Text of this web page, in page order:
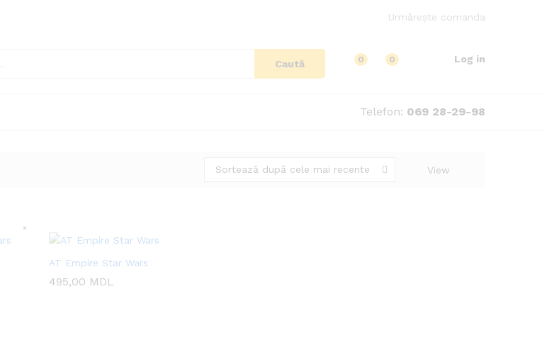
Urmărește comanda
Caută 0 0 Log in
Telefon: 069 28-29-98
View
Sortează după cele mai recente
AT Empire Star Wars
495,00 MDL
495,00 MDL